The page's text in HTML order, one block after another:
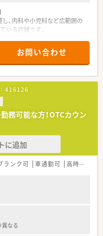
、内科や小児科など広範囲の
る店舗です。
誇っています。
に高く、一人ひとりの健康を
として機能しています。
指の規模を誇り、異業種提携
に行っています。
出店のため、医療機関とのス
としています。
の育成に注力しており、教育
実企業です。
指導をメインとし、患者様の
を通じて、薬剤師の視点からト
床的な業務です。
いるため安全性が高く、効率的
お問い合わせ
416126
務可能な方！OTCカウン
に追加
ランク可 車通勤可 高時給(2,500円以上)
異なる